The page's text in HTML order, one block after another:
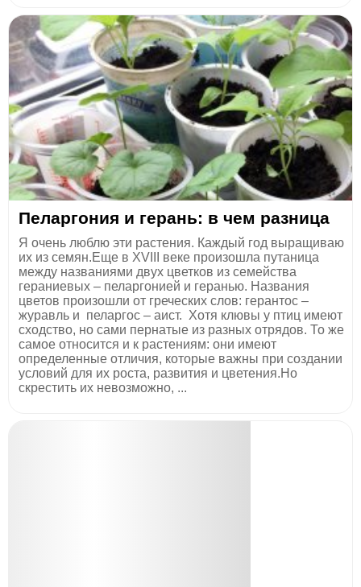
Пеларгония и герань: в чем разница
Я очень люблю эти растения. Каждый год выращиваю
их из семян.Еще в XVIII веке произошла путаница
между названиями двух цветков из семейства
гераниевых – пеларгонией и геранью. Названия
цветов произошли от греческих слов: герантос –
журавль и пеларгос – аист. Хотя клювы у птиц имеют
сходство, но сами пернатые из разных отрядов. То же
самое относится и к растениям: они имеют
определенные отличия, которые важны при создании
условий для их роста, развития и цветения.Но
скрестить их невозможно, ...